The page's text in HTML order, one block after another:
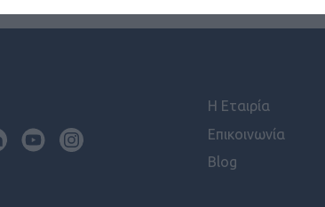
allow Google to enable storage related to functionality of
allow Google to enable storage related to personalization.
Η Εταιρία
Επικοινωνία
Blog